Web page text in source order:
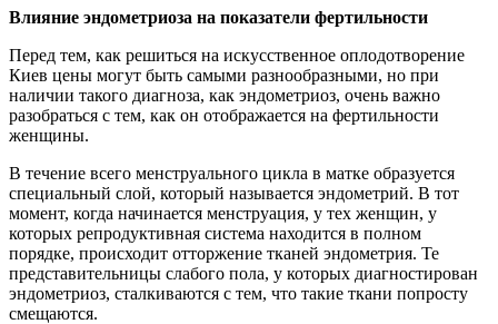
Влияние эндометриоза на показатели фертильности
Перед тем, как решиться на искусственное оплодотворение
Киев цены могут быть самыми разнообразными, но при
наличии такого диагноза, как эндометриоз, очень важно
разобраться с тем, как он отображается на фертильности
женщины.
В течение всего менструального цикла в матке образуется
специальный слой, который называется эндометрий. В тот
момент, когда начинается менструация, у тех женщин, у
которых репродуктивная система находится в полном
порядке, происходит отторжение тканей эндометрия. Те
представительницы слабого пола, у которых диагностирован
эндометриоз, сталкиваются с тем, что такие ткани попросту
смещаются.